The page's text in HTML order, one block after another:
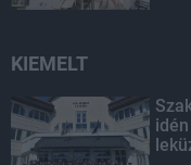
KIEMELT